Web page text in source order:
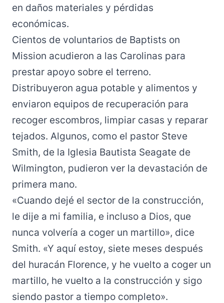
en daños materiales y pérdidas
económicas.
Cientos de voluntarios de Baptists on
Mission acudieron a las Carolinas para
prestar apoyo sobre el terreno.
Distribuyeron agua potable y alimentos y
enviaron equipos de recuperación para
recoger escombros, limpiar casas y reparar
tejados. Algunos, como el pastor Steve
Smith, de la Iglesia Bautista Seagate de
Wilmington, pudieron ver la devastación de
primera mano.
«Cuando dejé el sector de la construcción,
le dije a mi familia, e incluso a Dios, que
nunca volvería a coger un martillo», dice
Smith. «Y aquí estoy, siete meses después
del huracán Florence, y he vuelto a coger un
martillo, he vuelto a la construcción y sigo
siendo pastor a tiempo completo».